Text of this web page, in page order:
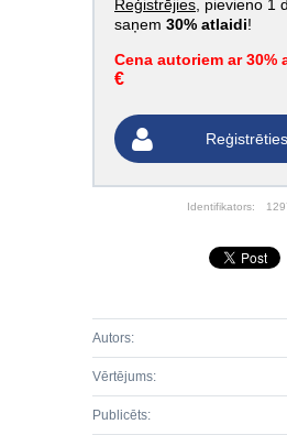
Reģistrējies , pievieno 1
saņem 30% atlaidi!
Cena autoriem ar 30%
€
Reģistrēties
Identifikators:
Autors:
Vērtējums:
Publicēts: